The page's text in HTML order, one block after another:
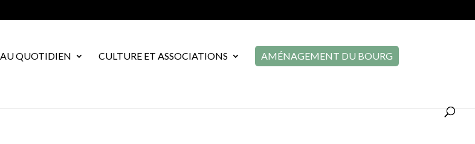
AU QUOTIDIEN CULTURE ET ASSOCIATIONS AMÉNAGEMENT DU BOURG